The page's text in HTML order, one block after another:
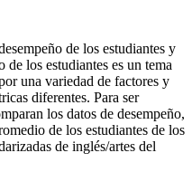
de los estudiantes y
de los estudiantes es un tema
una variedad de factores y
diferentes. Para ser
los datos de desempeño,
de los estudiantes de los
de inglés/artes del